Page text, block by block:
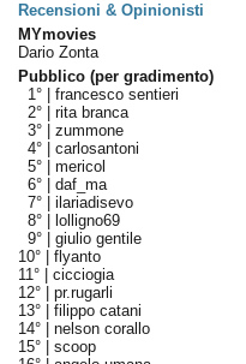
Recensioni & Opinionisti
MYmovies
Dario Zonta
Pubblico (per gradimento)
1° | francesco sentieri
2° | rita branca
3° | zummone
4° | carlosantoni
5° | mericol
6° | daf_ma
7° | ilariadisevo
8° |
lolligno69
9° | giulio gentile
10° | flyanto
11° | cicciogia
12° | pr.rugarli
13° | filippo catani
14° | nelson corallo
15° | scoop